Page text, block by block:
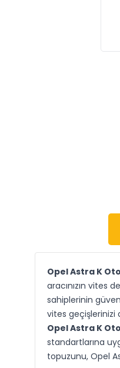
Opel Astra K
aracınızın vites
sahiplerinin
vites geçişlerinizi
Opel Astra K
standartlarına
topuzunu, Opel